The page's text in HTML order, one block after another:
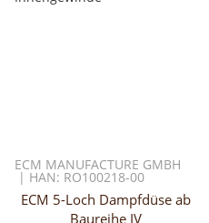
ECM MANUFACTURE GMBH
| HAN: RO100218-00
ECM 5-Loch Dampfdüse ab
Baureihe IV